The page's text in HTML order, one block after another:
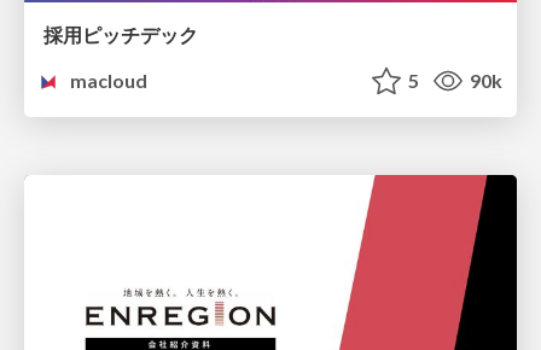
採用ピッチデック
macloud
5 90k